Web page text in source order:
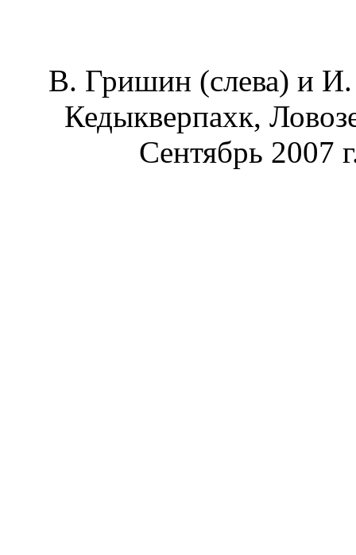
В. Гришин (слева) и
Кедыкверпахк,
Сентябрь 2007